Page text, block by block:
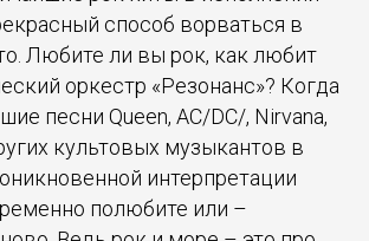
способ ворваться в
Любите ли вы рок, как любит
оркестр «Резонанс»? Когда
песни Queen, AC/DC/, Nirvana,
культовых музыкантов в
интерпретации
полюбите или –